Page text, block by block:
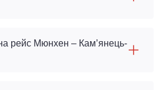
рейс Мюнхен – Кам’янець-